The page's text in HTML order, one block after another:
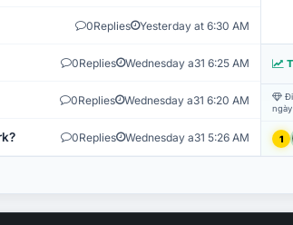
0Replies Yesterday at 6:30 AM
0Replies Wednesday a31 6:25 AM
0Replies Wednesday a31 6:20 AM
0Replies Wednesday a31 5:26 AM 1